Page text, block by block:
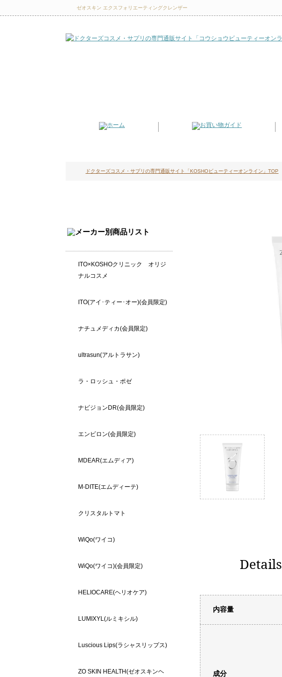
ゼオスキン エクスフォリエーティングクレンザー
ドクターズコスメ・サプリの専門通販サイト「KOSHOビューティーオンライン」TOP
Details
内容量
成分
ITO×KOSHOクリニック オリジ
ナルコスメ
ITO(アイ･ティー･オー)(会員限定)
ナチュメディカ(会員限定)
ultrasun(アルトラサン)
ラ・ロッシュ・ポゼ
ナビジョンDR(会員限定)
エンビロン(会員限定)
MDEAR(エムディア)
M-DITE(エムディーテ)
クリスタルトマト
WiQo(ワイコ)
WiQo(ワイコ)(会員限定)
HELIOCARE(ヘリオケア)
LUMIXYL(ルミキシル)
Luscious Lips(ラシャスリップス)
ZO SKIN HEALTH(ゼオスキンヘ